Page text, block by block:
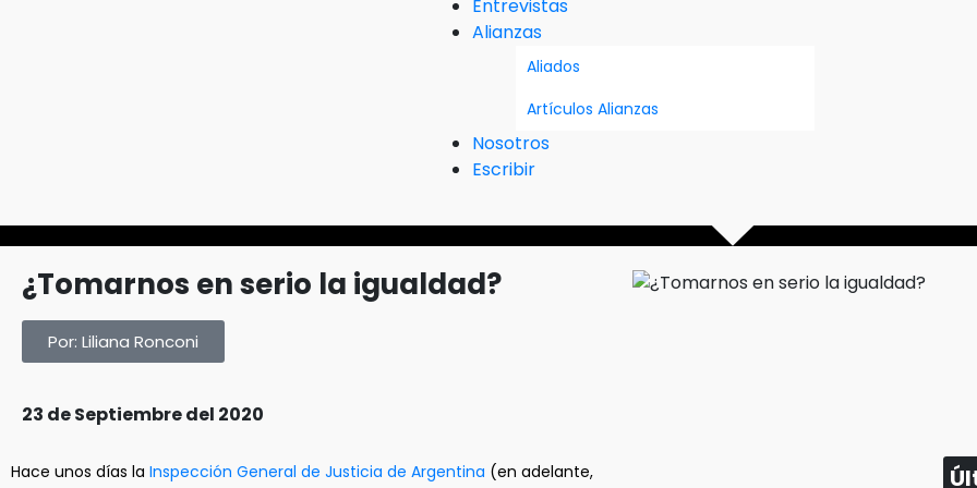
Entrevistas
Alianzas
Aliados
Artículos Alianzas
Nosotros
Escribir
¿Tomarnos en serio la igualdad?
Por: Liliana Ronconi
23 de Septiembre del 2020
Hace unos días la Inspección General de Justicia de Argentina (en adelante,